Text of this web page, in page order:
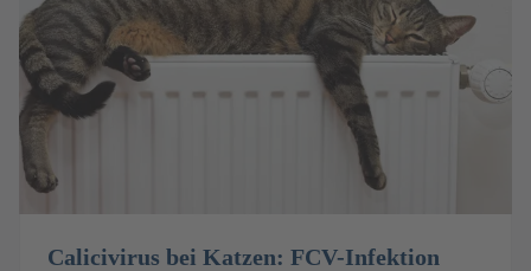
Calicivirus bei Katzen: FCV-Infektion